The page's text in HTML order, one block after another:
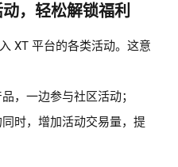
，轻松解锁福利
XT 平台的各类活动。这意
，一边参与社区活动；
时，增加活动交易量，提